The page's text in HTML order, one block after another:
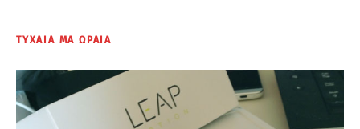
ΤΥΧΑΙΑ ΜΑ ΩΡΑΙΑ